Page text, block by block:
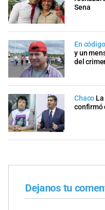
Sena
En código
y un
del
Chaco
confirmó
Dejanos tu